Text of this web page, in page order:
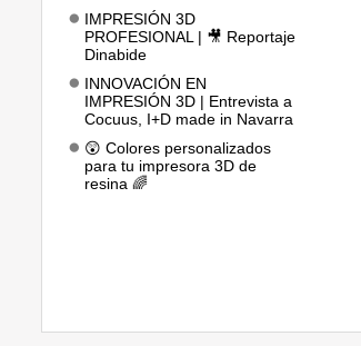
IMPRESIÓN 3D
PROFESIONAL | 🎥 Reportaje
Dinabide
INNOVACIÓN EN
IMPRESIÓN 3D | Entrevista a
Cocuus, I+D made in Navarra
😲 Colores personalizados
para tu impresora 3D de
resina 🌈